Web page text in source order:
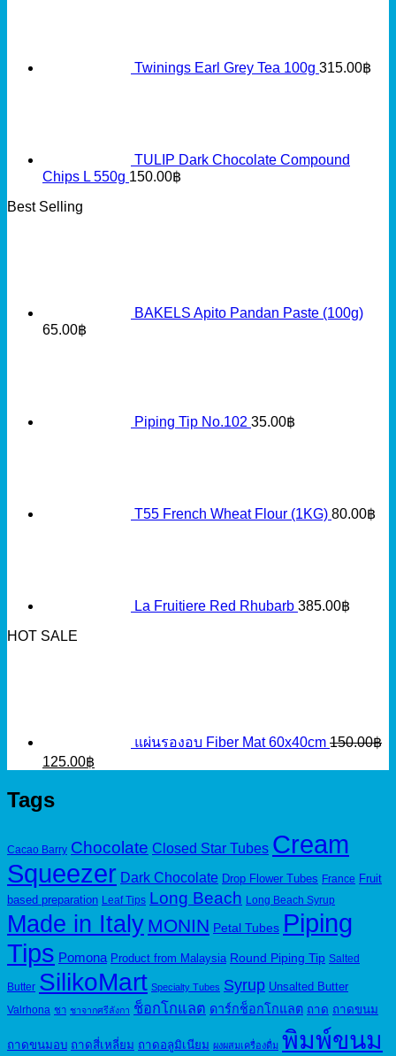
Twinings Earl Grey Tea 100g 315.00฿
TULIP Dark Chocolate Compound
Chips L 550g 150.00฿
Best Selling
BAKELS Apito Pandan Paste (100g)
65.00฿
Piping Tip No.102 35.00฿
T55 French Wheat Flour (1KG) 80.00฿
La Fruitiere Red Rhubarb 385.00฿
HOT SALE
แผ่นรองอบ Fiber Mat 60x40cm 150.00฿
Original
150.00฿.
125.00฿
Tags
Cacao Barry Chocolate Closed Star Tubes Cream
Squeezer Dark Chocolate Drop Flower Tubes France Fruit
based preparation Leaf Tips Long Beach Long Beach Syrup
Made in Italy MONIN Petal Tubes Piping
Tips Pomona Product from Malaysia Round Piping Tip Salted
Butter SilikoMart Specialty Tubes Syrup Unsalted Butter
Valrhona ชา ชาจากศรีลังกา ช็อกโกแลต ดาร์กช็อกโกแลต ถาด ถาดขนม
ถาดขนมอบ ถาดสี่เหลี่ยม ถาดอลูมิเนียม ผงผสมเครื่องดื่ม พิมพ์ขนม